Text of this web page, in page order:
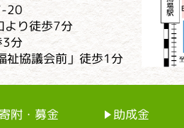
20
より徒歩7分
3分
祉協議会前」徒歩1分
寄附・募金 助成金